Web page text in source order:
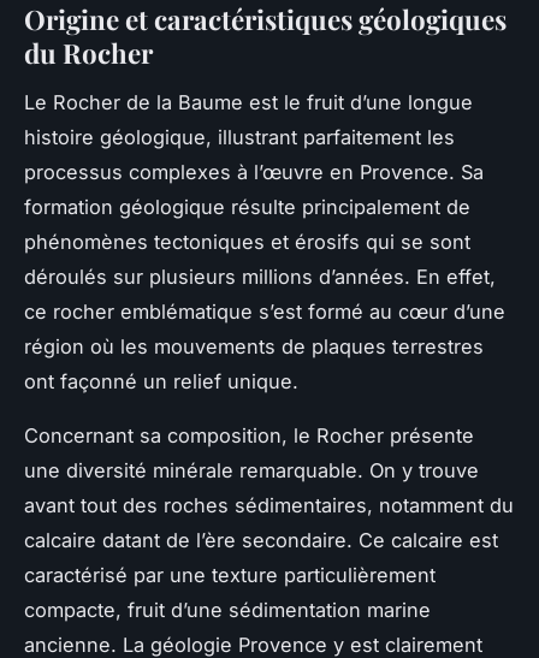
Origine et caractéristiques géologiques
du Rocher
Le Rocher de la Baume est le fruit d’une longue
histoire géologique, illustrant parfaitement les
processus complexes à l’œuvre en Provence. Sa
formation géologique résulte principalement de
phénomènes tectoniques et érosifs qui se sont
déroulés sur plusieurs millions d’années. En effet,
ce rocher emblématique s’est formé au cœur d’une
région où les mouvements de plaques terrestres
ont façonné un relief unique.
Concernant sa composition, le Rocher présente
une diversité minérale remarquable. On y trouve
avant tout des roches sédimentaires, notamment du
calcaire datant de l’ère secondaire. Ce calcaire est
caractérisé par une texture particulièrement
compacte, fruit d’une sédimentation marine
ancienne. La géologie Provence y est clairement